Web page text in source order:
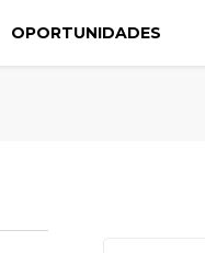
OPORTUNIDADES